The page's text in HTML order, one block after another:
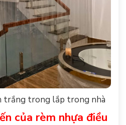
trắng trong lắp trong nhà
của rèm nhựa điều